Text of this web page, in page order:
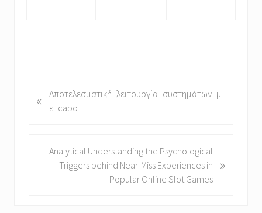
r
«
Αποτελεσματική_λειτουργία_συστημάτων_μ
ε_capo
Analytical Understanding the Psychological
Triggers behind Near-Miss Experiences in
Popular Online Slot Games
»